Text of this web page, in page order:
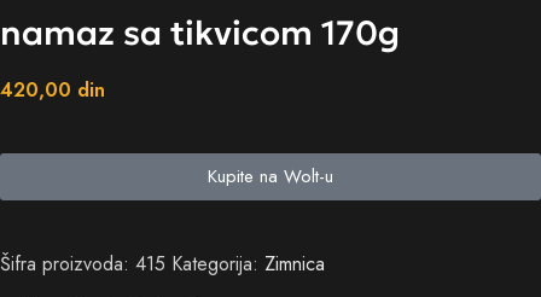
namaz sa tikvicom 170g
420,00 din
Kupite na Wolt-u
Šifra proizvoda: 415 Kategorija: Zimnica